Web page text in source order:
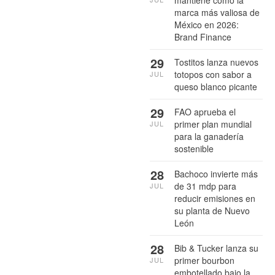
marca más valiosa de
México en 2026:
Brand Finance
Tostitos lanza nuevos
totopos con sabor a
queso blanco picante
29
JUL
FAO aprueba el
primer plan mundial
para la ganadería
sostenible
29
JUL
Bachoco invierte más
de 31 mdp para
reducir emisiones en
su planta de Nuevo
León
28
JUL
Bib & Tucker lanza su
primer bourbon
embotellado bajo la
28
JUL